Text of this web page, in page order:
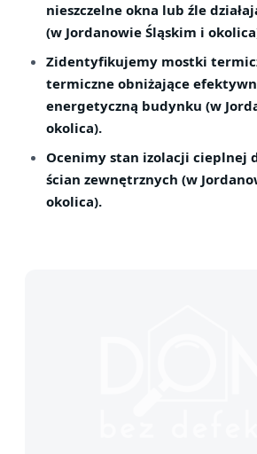
nieszczelne okna lub źle
(w Jordanowie Śląskim i
Zidentyfikujemy mostki
termiczne obniżające
energetyczną budynku (w
okolica).
Ocenimy stan izolacji cieplnej
ścian zewnętrznych (w
okolica).